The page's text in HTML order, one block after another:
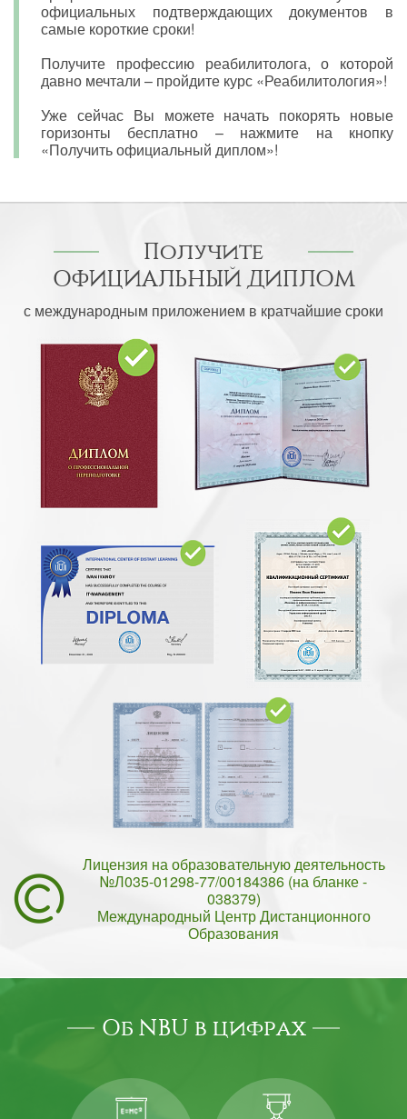
официальных подтверждающих документов в
самые короткие сроки!
Получите профессию реабилитолога, о которой
давно мечтали – пройдите курс «Реабилитология»!
Уже сейчас Вы можете начать покорять новые
горизонты бесплатно – нажмите на кнопку
«Получить официальный диплом»!
Получите
ОФИЦИАЛЬНЫЙ ДИПЛОМ
с международным приложением в кратчайшие сроки
Лицензия на образовательную деятельность
№Л035-01298-77/00184386 (на бланке -
038379)
Международный Центр Дистанционного
Образования
Об NBU в цифрах